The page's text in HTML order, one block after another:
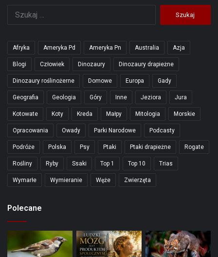
Afryka Ameryka Pd Ameryka Pn Australia Azja
Blogi Człowiek Dinozaury Dinozaury drapieżne
Dinozaury roślinożerne Domowe Europa Gady
Geografia Geologia Góry Inne Jeziora Jura
Kotowate Koty Kreda Małpy Mitologia Morskie
Opracowania Owady Parki Narodowe Podcasty
Podróże Polska Psy Ptaki Ptaki drapieżne Rogate
Rośliny Ryby Ssaki Top 1 Top 10 Trias
Wymarłe Wymieranie Węże Zwierzęta
Polecane